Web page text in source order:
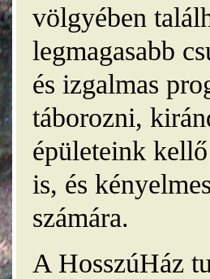
völgyében
legmagasabb
és izgalmas
táborozni,
épületeink
is, és
számára.
A HosszúHáz